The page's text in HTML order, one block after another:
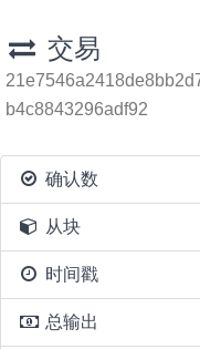
交易
b4c8843296adf92
确认数
从块
时间戳
总输出